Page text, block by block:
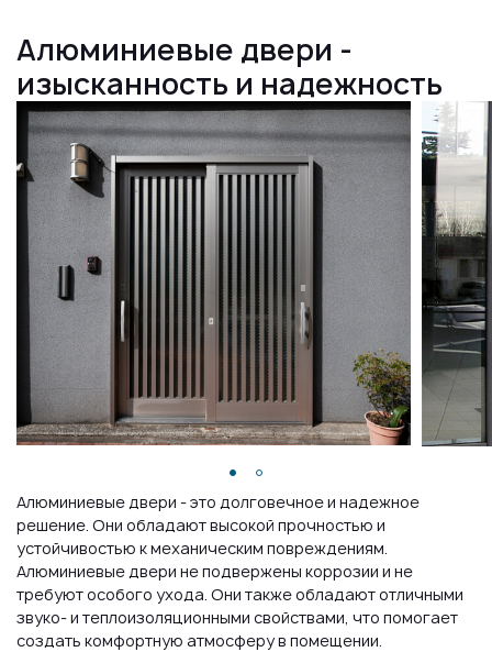
Алюминиевые двери -
изысканность и надежность
Алюминиевые двери - это долговечное и надежное
решение. Они обладают высокой прочностью и
устойчивостью к механическим повреждениям.
Алюминиевые двери не подвержены коррозии и не
требуют особого ухода. Они также обладают отличными
звуко- и теплоизоляционными свойствами, что помогает
создать комфортную атмосферу в помещении.